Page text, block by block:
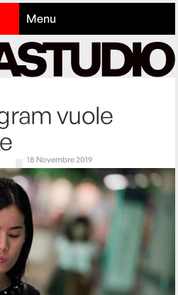
Menu
vuole
18 Novembre 2019